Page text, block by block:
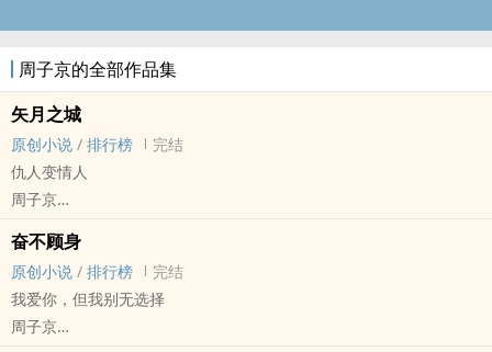
周子京的全部作品集
矢月之城
原创小说 / 排行榜
完结
仇人变情人
周子京
现代 - 因缘邂逅 - 1v1 - 直掰弯
全年龄
“我们都相信，到达矢月之城，就能得到幸福。”
1.受是飞行员
奋不顾身
原创小说 / 排行榜
完结
我爱你，但我别无选择
周子京